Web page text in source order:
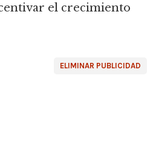
el crecimiento
ELIMINAR PUBLICIDAD